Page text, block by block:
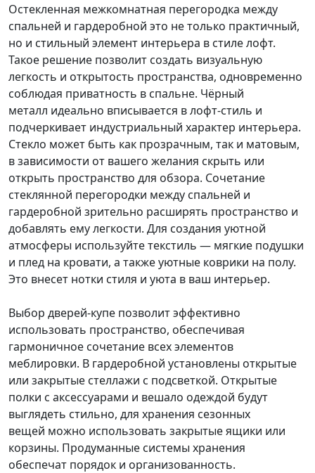
Остекленная межкомнатная перегородка между
спальней и гардеробной это не только практичный,
но и стильный элемент интерьера в стиле лофт.
Такое решение позволит создать визуальную
легкость и открытость пространства, одновременно
соблюдая приватность в спальне. Чёрный
металл идеально вписывается в лофт-стиль и
подчеркивает индустриальный характер интерьера.
Стекло может быть как прозрачным, так и матовым,
в зависимости от вашего желания скрыть или
открыть пространство для обзора. Сочетание
стеклянной перегородки между спальней и
гардеробной зрительно расширять пространство и
добавлять ему легкости. Для создания уютной
атмосферы используйте текстиль — мягкие подушки
и плед на кровати, а также уютные коврики на полу.
Это внесет нотки стиля и уюта в ваш интерьер.
Выбор дверей-купе позволит эффективно
использовать пространство, обеспечивая
гармоничное сочетание всех элементов
меблировки. В гардеробной установлены открытые
или закрытые стеллажи с подсветкой. Открытые
полки с аксессуарами и вешало одеждой будут
выглядеть стильно, для хранения сезонных
вещей можно использовать закрытые ящики или
корзины. Продуманные системы хранения
обеспечат порядок и организованность.